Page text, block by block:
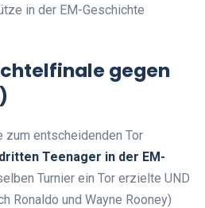
in der EM-Geschichte
gegen
zum entscheidenden Tor
dritten Teenager in der EM-
Turnier ein Tor erzielte UND
Ronaldo und Wayne Rooney)